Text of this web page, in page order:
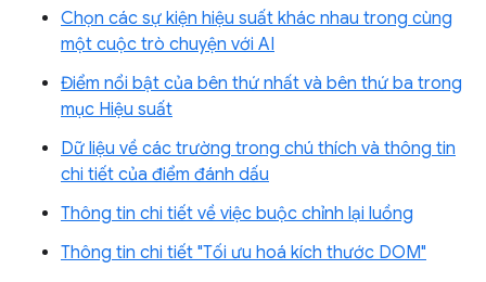
Chọn các sự kiện hiệu suất khác nhau trong cùng
một cuộc trò chuyện với AI
Điểm nổi bật của bên thứ nhất và bên thứ ba trong
mục Hiệu suất
Dữ liệu về các trường trong chú thích và thông tin
chi tiết của điểm đánh dấu
Thông tin chi tiết về việc buộc chỉnh lại luồng
Thông tin chi tiết "Tối ưu hoá kích thước DOM"